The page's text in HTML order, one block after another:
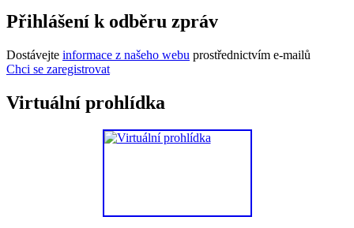
Přihlášení k odběru zpráv
Dostávejte informace z našeho webu prostřednictvím e-mailů
Chci se zaregistrovat
Virtuální prohlídka